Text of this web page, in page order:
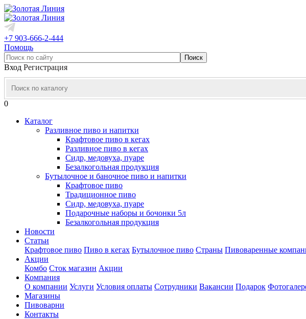
+7 903-666-2-444
Помощь
Вход Регистрация
0
Каталог
Разливное пиво и напитки
Крафтовое пиво в кегах
Разливное пиво в кегах
Сидр, медовуха, пуаре
Безалкогольная продукция
Бутылочное и баночное пиво и напитки
Крафтовое пиво
Традиционное пиво
Сидр, медовуха, пуаре
Подарочные наборы и бочонки 5л
Безалкогольная продукция
Новости
Статьи
Крафтовое пиво Пиво в кегах Бутылочное пиво Страны Пивоваренные
Акции
Комбо Сток магазин Акции
Компания
О компании Услуги Условия оплаты Сотрудники Вакансии Подарок
Магазины
Пивоварни
Контакты